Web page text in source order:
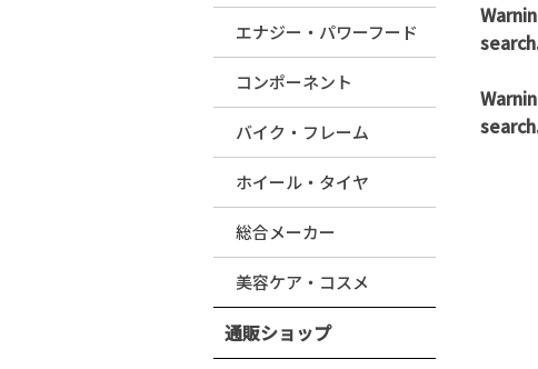
エナジー・パワーフード
コンポーネント
バイク・フレーム
ホイール・タイヤ
総合メーカー
美容ケア・コスメ
通販ショップ